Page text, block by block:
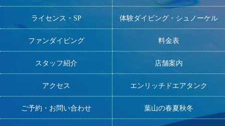
ライセンス・SP 体験ダイビング・シュノーケル
ファンダイビング 料金表
スタッフ紹介 店舗案内
アクセス エンリッチドエアタンク
ご予約・お問い合わせ 葉山の春夏秋冬